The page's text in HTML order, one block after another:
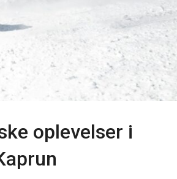
oplevelser i